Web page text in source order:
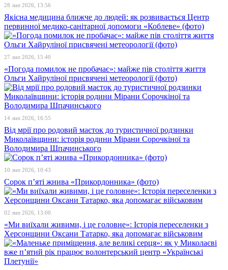
28 лип 2026, 13:56
Якісна медицина ближче до людей: як розвивається Центр
первинної медико-санітарної допомоги «Коблеве» (фото)
27 лип 2026, 15:40
«Погода помилок не пробачає»: майже пів століття життя
Ольги Хайруліної присвячені метеорології (фото)
14 лип 2026, 16:55
Від мрії про родовий маєток до туристичної родзинки
Миколаївщини: історія родини Мірани Сорочкіної та
Володимира Шпачинського
10 лип 2026, 10:43
Сорок п’яті жнива «Прикордонника» (фото)
02 лип 2026, 13:00
«Ми виїхали живими, і це головне»: Історія переселенки з
Херсонщини Оксани Татарко, яка допомагає військовим